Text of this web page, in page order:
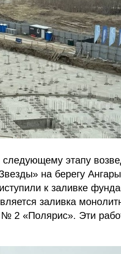
этапу
на берегу
к заливке
заливка
№ 2 «Полярис». Эти